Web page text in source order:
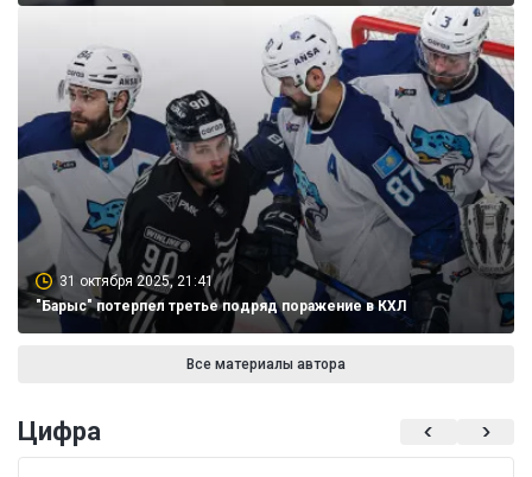
31 октября 2025, 21:41
"Барыс" потерпел третье подряд поражение в КХЛ
Все материалы автора
Цифра